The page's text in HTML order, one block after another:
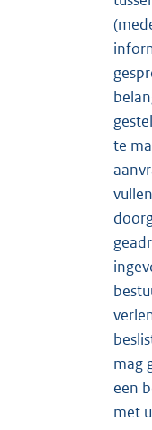
te
mag
een
met